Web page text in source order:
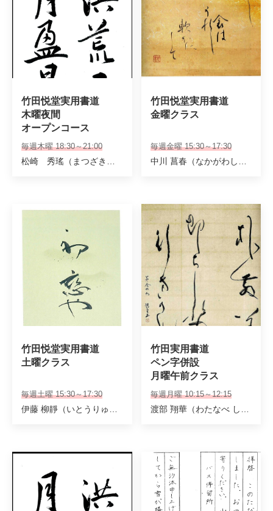
竹田悦堂実用書道
木曜夜間
オープンコース
毎週木曜 18:30～21:00
竹田悦堂実用書道
金曜クラス
毎週金曜 15:30～17:30
竹田悦堂実用書道
土曜クラス
毎週土曜 15:30～17:30
竹田実用書道
ペン字併設
月曜午前クラス
毎週月曜 10:15～12:15